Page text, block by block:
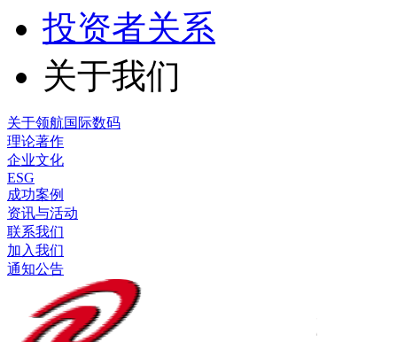
投资者关系
关于我们
关于领航国际数码
理论著作
企业文化
ESG
成功案例
资讯与活动
联系我们
加入我们
通知公告